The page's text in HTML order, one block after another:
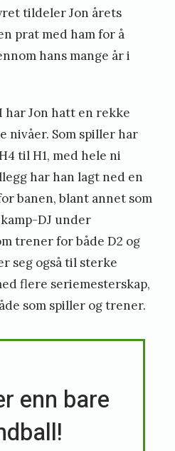
tildeler Jon årets
prat med ham for å
hans mange år i
har Jon hatt en rekke
nivåer. Som spiller har
til H1, med hele ni
har han lagt ned en
banen, blant annet som
DJ under
trener for både D2 og
seg også til sterke
flere seriemesterskap,
som spiller og trener.
enn bare